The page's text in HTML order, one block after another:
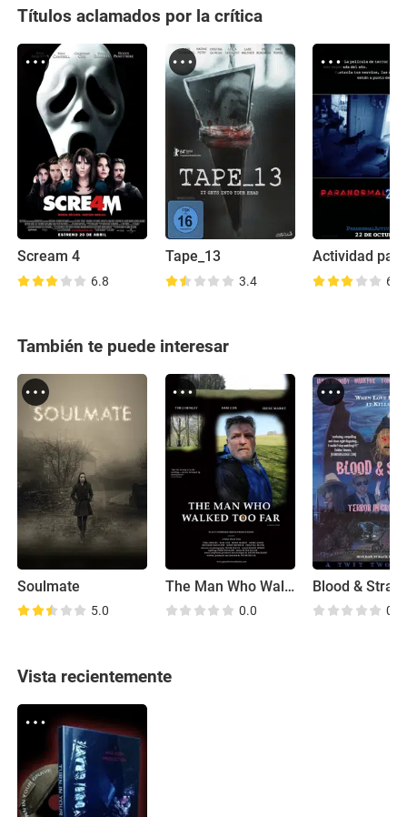
Títulos aclamados por la crítica
Scream 4
6.8
Tape_13
3.4 6.3
También te puede interesar
Soulmate
5.0
The Man Who Walked Too Far
0.0 0.0
Vista recientemente